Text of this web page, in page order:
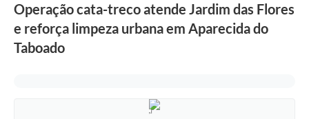
Operação cata-treco atende Jardim das Flores
e reforça limpeza urbana em Aparecida do
Taboado